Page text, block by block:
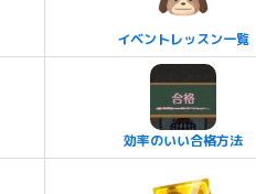
イベントレッスン一覧
効率のいい合格方法